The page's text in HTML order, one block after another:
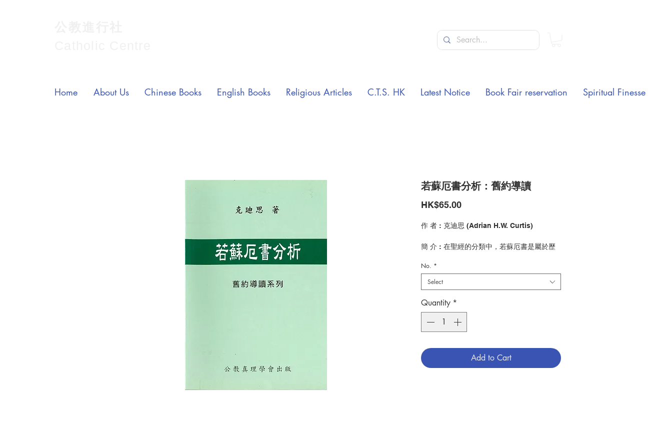
若蘇厄書分析：舊約導讀
HK$65.00Price
作 者 : 克迪思 (Adrian H.W. Curtis)
簡 介 : 在聖經的分類中，若蘇厄書是屬於歷
似乎神學的反省，比歷史事實的記述更多。究
竟這部號稱為歷史書的經書，是怎樣的一部歷
史書?何謂「申命紀學派歷史」和「申命紀神
學」?若蘇厄故事與考古學的關係又如何?一
連串的問題，學者克迪思都在本書：「若蘇厄
書分析」中提出嚴謹和有深度的答案。
頁 數 : 124
分 類 : 聖經
No. *
Select
Quantity *
Add to Cart
Home About Us Chinese Books English Books Religious Articles C.T.S. HK Latest Notice Book Fair reservation Spiritual Finesse